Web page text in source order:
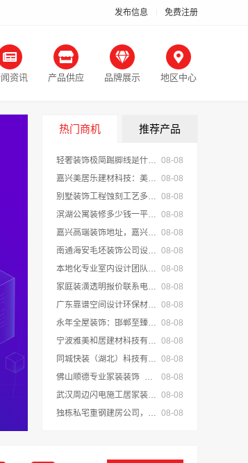
发布信息 免费注册
资讯 产品供应 品牌展示 地区中心
热门商机 推荐产品
轻奢装饰极简踢脚线是什么-江苏东钢 08-08
嘉兴美居乐建材科技：美居乐家装匠心施工实拍 08-08
别墅装饰工程蚀刻工艺多少钱-江苏东钢 08-08
滨湖公寓装修多少钱一平？无锡亿莱居装饰透明报价 08-08
嘉兴高端装饰地址，嘉兴锦居装饰材料有限公司 08-08
南通海安毛坯装饰公司设计_南通宏域全宅装饰建材 08-08
本地化专业室内设计团队省心，嘉兴绿色之家建材科技 08-08
家庭装潢透明报价联系电话嘉兴美居乐建材科技 08-08
广东靠谱空间设计环保材料广东鼎饰空间装饰工程有限公司 08-08
永年全屋装饰：邯郸至臻全宅新材料有限公司实现数字化设计 08-08
宁波雅美和居建材科技有限公司：整装全包家装设计厨卫改造 08-08
同城快装（湖北）科技有限公司快住老房快装公司工期保障靠谱吗 08-08
佛山顺德专业家装装饰_雅居美家
08-08
武汉周边闪电施工居家装修一楼带院，本地快装（湖北）科技 08-08
独栋私宅重钢建房公司，首选云南晟构建材 08-08